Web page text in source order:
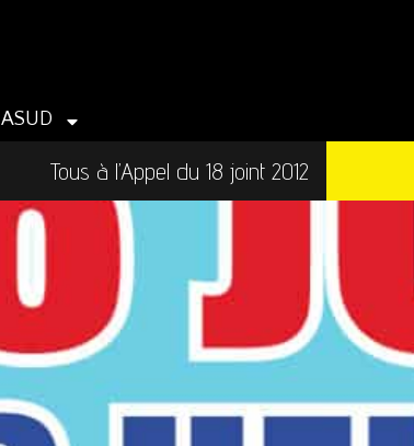
ASUD
Tous à l’Appel du 18 joint 2012